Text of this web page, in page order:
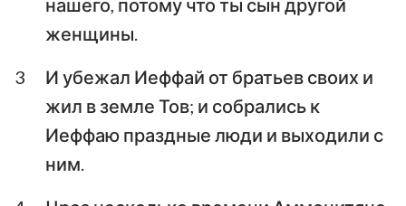
Иоиль
Авдия Иона
Михей Наум
Аввакум
Аггей
женщины.
3
И убежал Иеффай от братьев своих и
жил в земле Тов; и собрались к
Иеффаю праздные люди и выходили с
ним.